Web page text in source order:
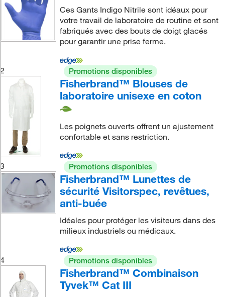
Ces Gants Indigo Nitrile sont idéaux pour
votre travail de laboratoire de routine et sont
fabriqués avec des bouts de doigt glacés
pour garantir une prise ferme.
2 Promotions disponibles
Fisherbrand™ Blouses de
laboratoire unisexe en coton
Les poignets ouverts offrent un ajustement
confortable et sans restriction.
3 Promotions disponibles
Fisherbrand™ Lunettes de
sécurité Visitorspec, revêtues,
anti-buée
Idéales pour protéger les visiteurs dans des
milieux industriels ou médicaux.
4 Promotions disponibles
Fisherbrand™ Combinaison
Tyvek™ Cat III